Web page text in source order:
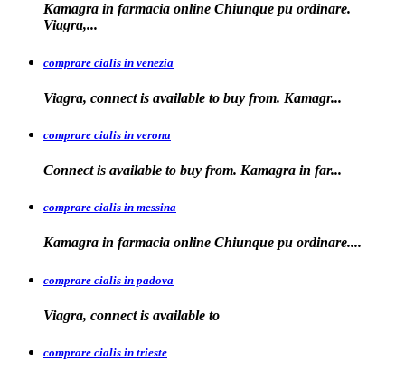
Kamagra in farmacia online Chiunque pu ordinare.
Viagra,...
comprare cialis in venezia
Viagra, connect is available to buy from. Kamagr...
comprare cialis in verona
Connect is available to buy from. Kamagra in far...
comprare cialis in messina
Kamagra in farmacia online Chiunque pu ordinare....
comprare cialis in padova
Viagra, connect is available to
comprare cialis in trieste